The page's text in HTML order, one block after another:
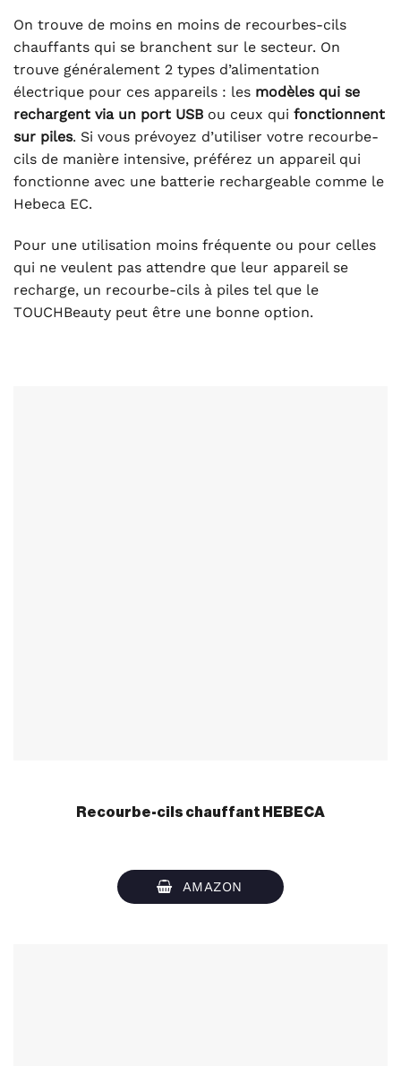
On trouve de moins en moins de recourbes-cils
chauffants qui se branchent sur le secteur. On
trouve généralement 2 types d’alimentation
électrique pour ces appareils : les modèles qui se
rechargent via un port USB ou ceux qui fonctionnent
sur piles. Si vous prévoyez d’utiliser votre recourbe-
cils de manière intensive, préférez un appareil qui
fonctionne avec une batterie rechargeable comme le
Hebeca EC.
Pour une utilisation moins fréquente ou pour celles
qui ne veulent pas attendre que leur appareil se
recharge, un recourbe-cils à piles tel que le
TOUCHBeauty peut être une bonne option.
Recourbe-cils chauffant HEBECA
AMAZON